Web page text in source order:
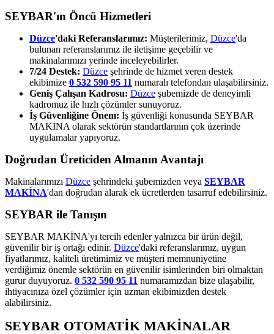
SEYBAR'ın Öncü Hizmetleri
Düzce'daki Referanslarımız: Müşterilerimiz, Düzce'da
bulunan referanslarımız ile iletişime geçebilir ve
makinalarımızı yerinde inceleyebilirler.
7/24 Destek: Düzce şehrinde de hizmet veren destek
ekibimize 0 532 590 95 11 numaralı telefondan ulaşabilirsiniz.
Geniş Çalışan Kadrosu: Düzce şubemizde de deneyimli
kadromuz ile hızlı çözümler sunuyoruz.
İş Güvenliğine Önem: İş güvenliği konusunda SEYBAR
MAKİNA olarak sektörün standartlarının çok üzerinde
uygulamalar yapıyoruz.
Doğrudan Üreticiden Almanın Avantajı
Makinalarımızı Düzce şehrindeki şubemizden veya SEYBAR
MAKİNA'dan doğrudan alarak ek ücretlerden tasarruf edebilirsiniz.
SEYBAR ile Tanışın
SEYBAR MAKİNA'yı tercih edenler yalnızca bir ürün değil,
güvenilir bir iş ortağı edinir. Düzce'daki referanslarımız, uygun
fiyatlarımız, kaliteli üretimimiz ve müşteri memnuniyetine
verdiğimiz önemle sektörün en güvenilir isimlerinden biri olmaktan
gurur duyuyoruz. 0 532 590 95 11 numaramızdan bize ulaşabilir,
ihtiyacınıza özel çözümler için uzman ekibimizden destek
alabilirsiniz.
SEYBAR OTOMATİK MAKİNALAR